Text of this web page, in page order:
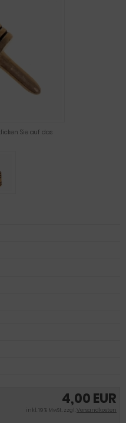
Sie auf das
4,00 EUR
inkl. 19 % MwSt. zzgl.Versandkosten